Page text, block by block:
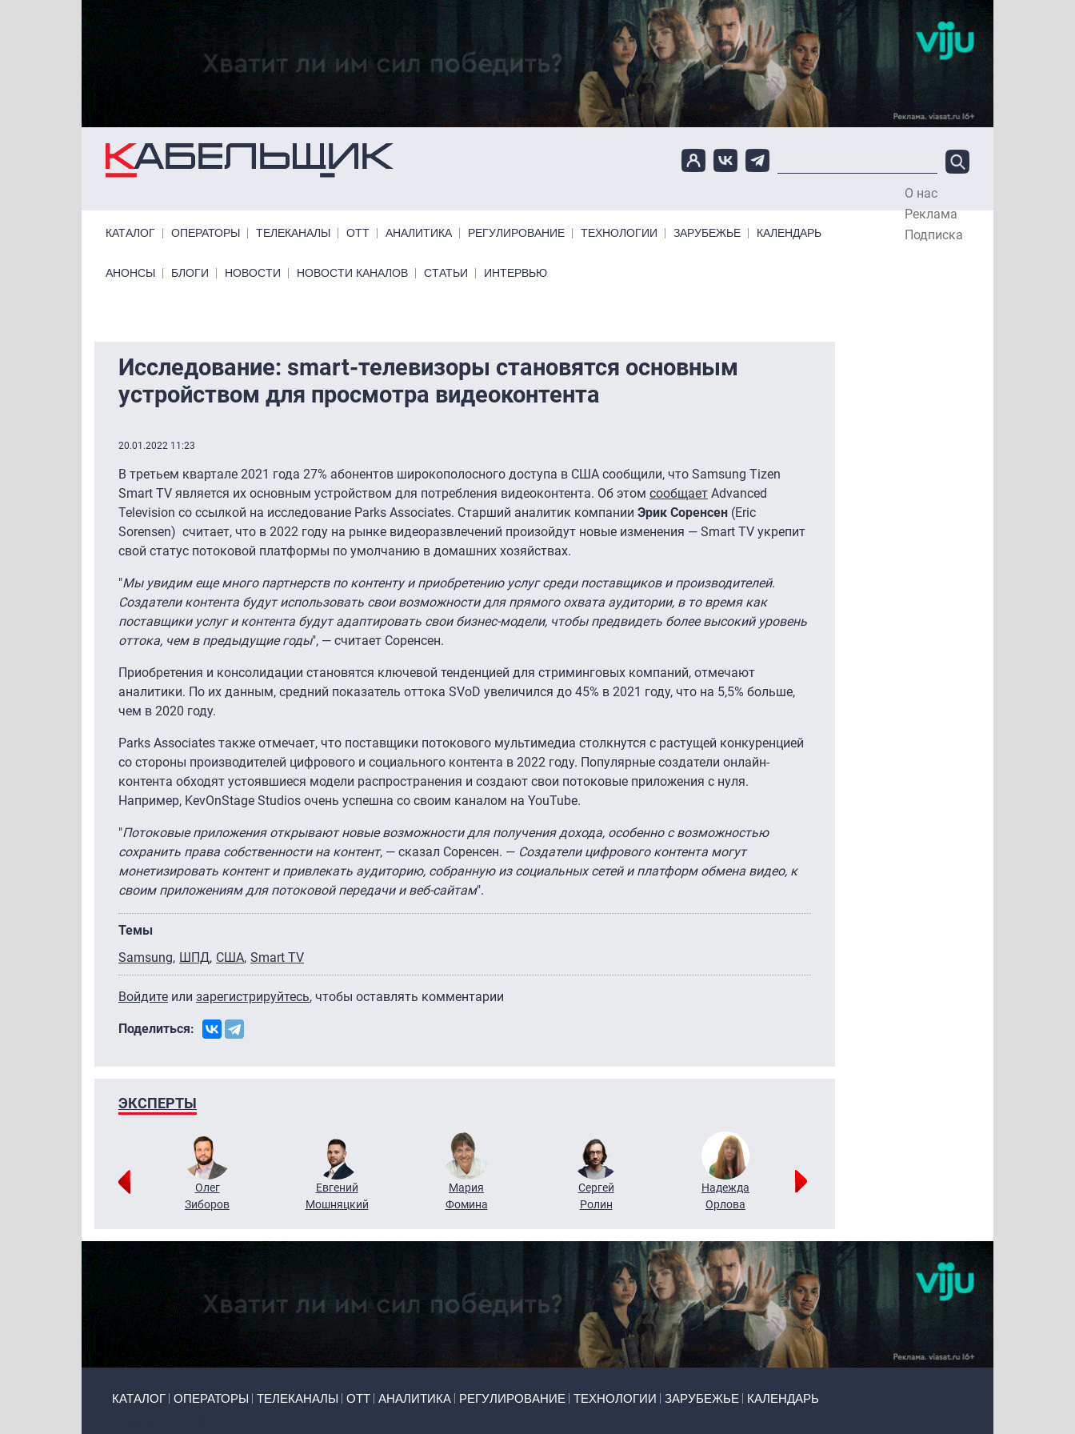
О нас
Реклама
Подписка
КАТАЛОГ ОПЕРАТОРЫ ТЕЛЕКАНАЛЫ ОТТ АНАЛИТИКА РЕГУЛИРОВАНИЕ ТЕХНОЛОГИИ ЗАРУБЕЖЬЕ КАЛЕНДАРЬ
Primary links bottom
АНОНСЫ БЛОГИ НОВОСТИ НОВОСТИ КАНАЛОВ СТАТЬИ ИНТЕРВЬЮ
Исследование: smart-телевизоры становятся основным
устройством для просмотра видеоконтента
20.01.2022 11:23
В третьем квартале 2021 года 27% абонентов широкополосного доступа в США сообщили, что Samsung Tizen
Smart TV является их основным устройством для потребления видеоконтента. Об этом сообщает Advanced
Television со ссылкой на исследование Parks Associates. Старший аналитик компании Эрик Соренсен (Eric
Sorensen) считает, что в 2022 году на рынке видеоразвлечений произойдут новые изменения — Smart TV укрепит
свой статус потоковой платформы по умолчанию в домашних хозяйствах.
"Мы увидим еще много партнерств по контенту и приобретению услуг среди поставщиков и производителей.
Создатели контента будут использовать свои возможности для прямого охвата аудитории, в то время как
поставщики услуг и контента будут адаптировать свои бизнес-модели, чтобы предвидеть более высокий уровень
оттока, чем в предыдущие годы", — считает Соренсен.
Приобретения и консолидации становятся ключевой тенденцией для стриминговых компаний, отмечают
аналитики. По их данным, средний показатель оттока SVoD увеличился до 45% в 2021 году, что на 5,5% больше,
чем в 2020 году.
Parks Associates также отмечает, что поставщики потокового мультимедиа столкнутся с растущей конкуренцией
со стороны производителей цифрового и социального контента в 2022 году. Популярные создатели онлайн-
контента обходят устоявшиеся модели распространения и создают свои потоковые приложения с нуля.
Например, KevOnStage Studios очень успешна со своим каналом на YouTube.
"Потоковые приложения открывают новые возможности для получения дохода, особенно с возможностью
сохранить права собственности на контент, — сказал Соренсен. — Создатели цифрового контента могут
монетизировать контент и привлекать аудиторию, собранную из социальных сетей и платформ обмена видео, к
своим приложениям для потоковой передачи и веб-сайтам".
Темы
Samsung ШПД США Smart TV
Войдите или зарегистрируйтесь, чтобы оставлять комментарии
Поделиться:
ЭКСПЕРТЫ
Олег
Зиборов
Евгений
Мошняцкий
Мария
Фомина
Сергей
Ролин
Надежда
Орлова
КАТАЛОГ ОПЕРАТОРЫ ТЕЛЕКАНАЛЫ ОТТ АНАЛИТИКА РЕГУЛИРОВАНИЕ ТЕХНОЛОГИИ ЗАРУБЕЖЬЕ КАЛЕНДАРЬ